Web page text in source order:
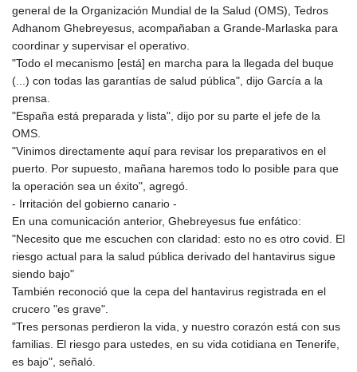
KGS 101.104505
KHR
4685.244046
KMF 492.514185
KRW
KWD 0.356853
KZT 541.784389
LAK
26108.437325
103531.946431
LKR 387.745291
LRD 209.896866
LTL 3.413768
LYD 7.358849
MAD 10.757887
general de la Organización Mundial de la Salud (OMS), Tedros
Adhanom Ghebreyesus, acompañaban a Grande-Marlaska para
coordinar y supervisar el operativo.
"Todo el mecanismo [está] en marcha para la llegada del buque
(...) con todas las garantías de salud pública", dijo García a la
prensa.
"España está preparada y lista", dijo por su parte el jefe de la
OMS.
"Vinimos directamente aquí para revisar los preparativos en el
puerto. Por supuesto, mañana haremos todo lo posible para que
la operación sea un éxito", agregó.
- Irritación del gobierno canario -
En una comunicación anterior, Ghebreyesus fue enfático:
"Necesito que me escuchen con claridad: esto no es otro covid. El
riesgo actual para la salud pública derivado del hantavirus sigue
siendo bajo"
También reconoció que la cepa del hantavirus registrada en el
crucero "es grave".
"Tres personas perdieron la vida, y nuestro corazón está con sus
familias. El riesgo para ustedes, en su vida cotidiana en Tenerife,
es bajo", señaló.